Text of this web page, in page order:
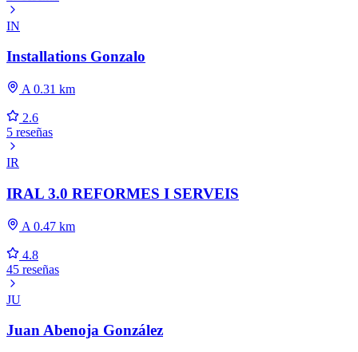
IN
Installations Gonzalo
A 0.31 km
2.6
5 reseñas
IR
IRAL 3.0 REFORMES I SERVEIS
A 0.47 km
4.8
45 reseñas
JU
Juan Abenoja González